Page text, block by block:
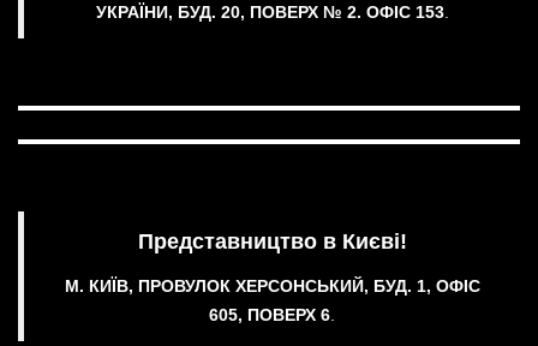
УКРАЇНИ, БУД. 20, ПОВЕРХ № 2. ОФІС 153.
Представництво в Києві!
М. КИЇВ, ПРОВУЛОК ХЕРСОНСЬКИЙ, БУД. 1, ОФІС
605, ПОВЕРХ 6.